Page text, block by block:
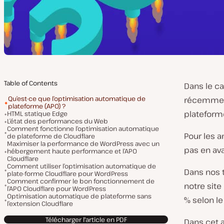
Table of Contents
Qu’est-ce que l’optimisation automatique de
plateforme (APO) ?
HTML statique Edge
L’état des performances du Web
Comment fonctionne l’optimisation automatique
de plateforme de Cloudflare
Maximiser la performance de WordPress avec un
hébergement haute performance et l’APO
Cloudflare
Comment utiliser l’optimisation automatique de
plate-forme Cloudflare pour WordPress
Comment confirmer le bon fonctionnement de
l’APO Cloudflare pour WordPress
Optimisation automatique de plateforme sans
l’extension Cloudflare
Télécharger l'article en PDF
Dans le
Pour les
pas en
Dans nos
notre
% selon